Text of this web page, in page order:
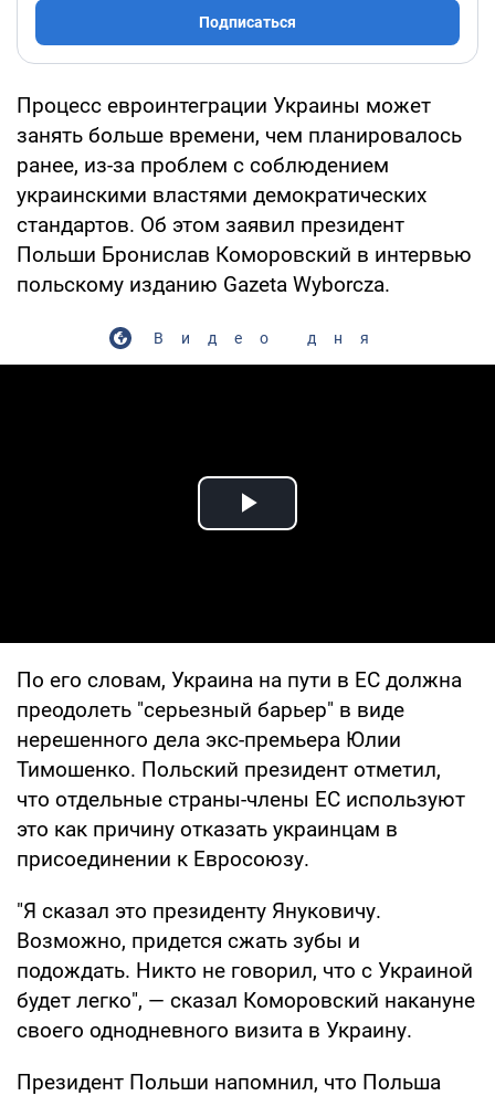
Подписаться
Процесс евроинтеграции Украины может
занять больше времени, чем планировалось
ранее, из-за проблем с соблюдением
украинскими властями демократических
стандартов. Об этом заявил президент
Польши Бронислав Коморовский в интервью
польскому изданию Gazeta Wyborcza.
Видео дня
Play Video
По его словам, Украина на пути в ЕС должна
преодолеть "серьезный барьер" в виде
нерешенного дела экс-премьера Юлии
Тимошенко. Польский президент отметил,
что отдельные страны-члены ЕС используют
это как причину отказать украинцам в
присоединении к Евросоюзу.
"Я сказал это президенту Януковичу.
Возможно, придется сжать зубы и
подождать. Никто не говорил, что с Украиной
будет легко", — сказал Коморовский накануне
своего однодневного визита в Украину.
Президент Польши напомнил, что Польша